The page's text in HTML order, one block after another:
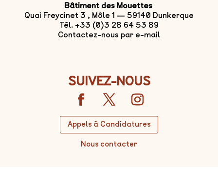
Bâtiment des Mouettes
Quai Freycinet 3 , Môle 1 — 59140 Dunkerque
Tél. +33 (0)3 28 64 53 89
Contactez-nous par e-mail
SUIVEZ-NOUS
Appels à Candidatures
Nous contacter